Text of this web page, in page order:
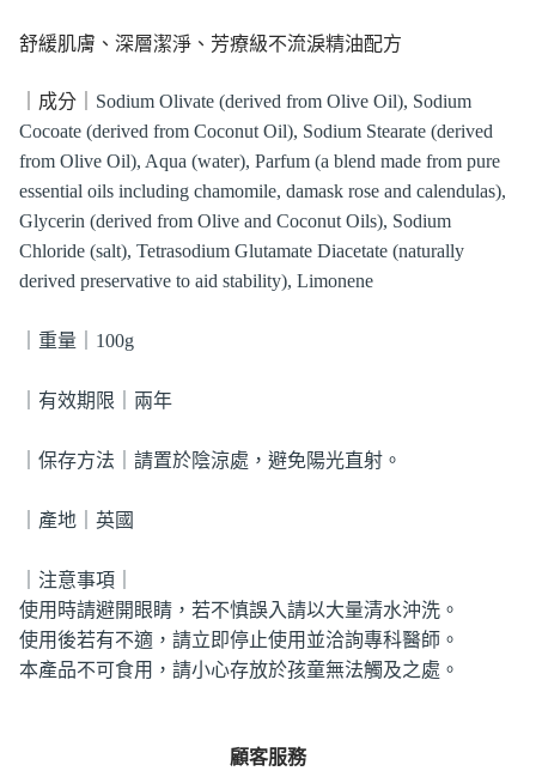
舒緩肌膚、深層潔淨、芳療級不流淚精油配方
｜成分｜
Sodium Olivate (derived from Olive Oil), Sodium
Cocoate (derived from Coconut Oil), Sodium Stearate (derived
from Olive Oil), Aqua (water), Parfum (a blend made from pure
essential oils including chamomile, damask rose and calendulas),
Glycerin (derived from Olive and Coconut Oils), Sodium
Chloride (salt), Tetrasodium Glutamate Diacetate (naturally
derived preservative to aid stability), Limonene
｜重量｜100g
｜有效期限｜兩年
｜保存方法｜請置於陰涼處，避免陽光直射。
｜產地｜英國
｜注意事項｜
使用時請避開眼睛，若不慎誤入請以大量清水沖洗。
使用後若有不適，請立即停止使用並洽詢專科醫師。
本產品不可食用，請小心存放於孩童無法觸及之處。
顧客服務